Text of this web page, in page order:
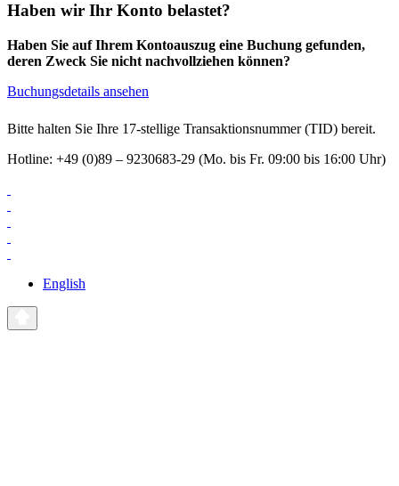
Haben wir Ihr Konto belastet?
Haben Sie auf Ihrem Kontoauszug eine Buchung gefunden,
deren Zweck Sie nicht nachvollziehen können?
Buchungsdetails ansehen
Bitte halten Sie Ihre 17-stellige Transaktionsnummer (TID) bereit.
Hotline: +49 (0)89 – 9230683-29 (Mo. bis Fr. 09:00 bis 16:00 Uhr)
English